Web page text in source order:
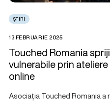
ȘTIRI
13 FEBRUARIE 2025
Touched Romania
vulnerabile prin
online
Asociația Touched Romania a